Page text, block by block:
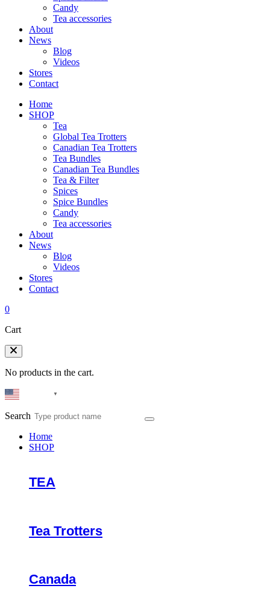
Candy
Tea accessories
About
News
Blog
Videos
Stores
Contact
Home
SHOP
Tea
Global Tea Trotters
Canadian Tea Trotters
Tea Bundles
Canadian Tea Bundles
Tea & Filter
Spices
Spice Bundles
Candy
Tea accessories
About
News
Blog
Videos
Stores
Contact
0
Cart
No products in the cart.
▼
Search
Home
SHOP
TEA
Tea Trotters
Canada